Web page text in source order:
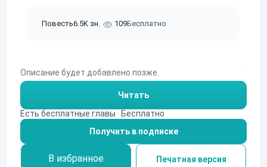
Повесть6.5K зн. 109Бесплатно
Описание будет добавлено позже.
Читать
Есть бесплатные главы · Бесплатно
Получить в подписке
В избранное Печатная версия